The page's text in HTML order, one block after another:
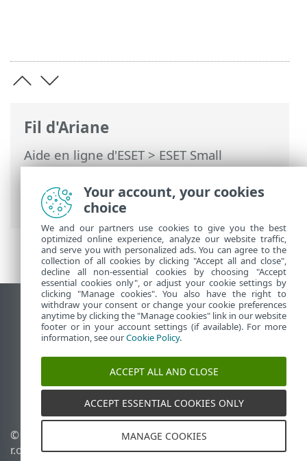
Fil d'Ariane
Aide en ligne d'ESET>ESET Small
Business Security>Utilisation de ESET
Small Business Security> Analyse de
l'ordinateur
Afficher le site pour ordinateur de bureau
End of Life
Base de connaissances ESET
Forum ESET
ESET Status Portal
Assistance régionale
© 1992 - 2026 ESET, spol. s
r.o. - Tous droits réservés.
Gérer les témoins
Politique relative aux
Your account, your cookies
choice
We and our partners use cookies to give you the best
optimized online experience, analyze our website traffic,
and serve you with personalized ads. You can agree to the
collection of all cookies by clicking "Accept all and close",
decline all non-essential cookies by choosing "Accept
essential cookies only", or adjust your cookie settings by
clicking "Manage cookies". You also have the right to
withdraw your consent or change your cookie preferences
anytime by clicking the "Manage cookies" link in our website
footer or in your account settings (if available). For more
information, see ourCookie Policy.
ACCEPT ALL AND CLOSE
ACCEPT ESSENTIAL COOKIES ONLY
MANAGE COOKIES